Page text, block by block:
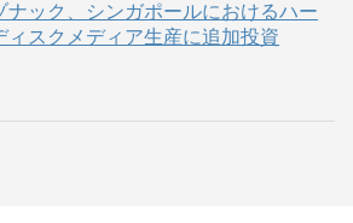
ナック、シンガポールにおけるハー
ィスクメディア生産に追加投資